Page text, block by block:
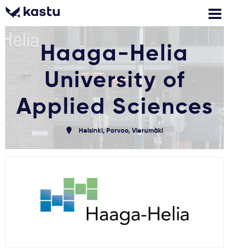
Zaloguj się
Powiadomienia
Formularz aplikacyjny
Bezpłatne konsultacje Kontakt
Gdzie studiować?
Jak aplikować?
Haaga-Helia
University of
Applied Sciences
Helsinki, Porvoo, Vierumäki